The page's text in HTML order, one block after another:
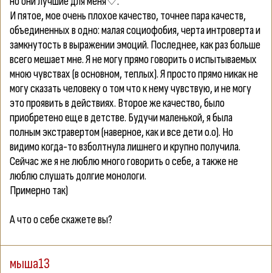
И пятое, мое очень плохое качество, точнее пара качеств,
объединенных в одно: малая социофобия, черта интроверта и
замкнутость в выражении эмоций. Последнее, как раз больше
всего мешает мне. Я не могу прямо говорить о испытываемых
мною чувствах (в основном, теплых). Я просто прямо никак не
могу сказать человеку о том что к нему чувствую, и не могу
это проявить в действиях. Второе же качество, было
приобретено еще в детстве. Будучи маленькой, я была
полным экстравертом (наверное, как и все дети о.о). Но
видимо когда-то взболтнула лишнего и крупно получила.
Сейчас же я не люблю много говорить о себе, а также не
люблю слушать долгие монологи.
Примерно так)
А что о себе скажете вы?
мыша13